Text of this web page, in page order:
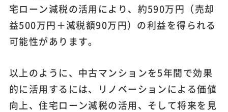
宅ローン減税の活用により、約590万円（売却
益500万円＋減税額90万円）の利益を得られる
可能性があります。
以上のように、中古マンションを5年間で効果
的に活用するには、リノベーションによる価値
向上、住宅ローン減税の活用、そして将来を見